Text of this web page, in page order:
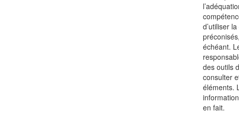
d’utiliser
échéant.
des outils
consulter
éléments.
en fait.